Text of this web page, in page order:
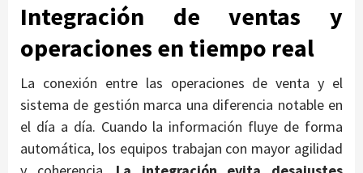
Integración de ventas y
operaciones en tiempo real
La conexión entre las operaciones de venta y el
sistema de gestión marca una diferencia notable en
el día a día. Cuando la información fluye de forma
automática, los equipos trabajan con mayor agilidad